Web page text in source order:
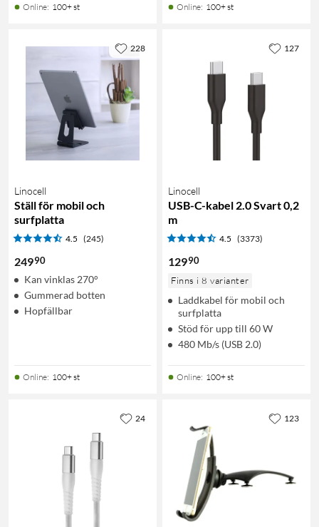
Online: 100+ st Online: 100+ st
Linocell
Ställ för mobil och
surfplatta
4.5 (245)
24990
Kan vinklas 270°
Gummerad botten
Hopfällbar
Online: 100+ st
228
Linocell
USB-C-kabel 2.0 Svart 0,2
m
4.5 (3373)
12990
Finns i 8 varianter
Laddkabel för mobil och
surfplatta
Stöd för upp till 60 W
480 Mb/s (USB 2.0)
Online: 100+ st
127
24 123